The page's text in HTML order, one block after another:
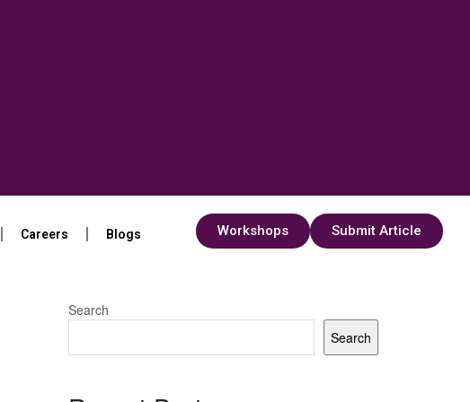
Careers Blogs Workshops Submit Article
Search
Search